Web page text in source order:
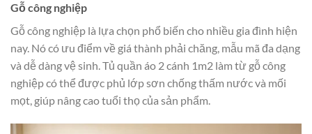
Gỗ công nghiệp
Gỗ công nghiệp là lựa chọn phổ biến cho nhiều gia đình hiện
nay. Nó có ưu điểm về giá thành phải chăng, mẫu mã đa dạng
và dễ dàng vệ sinh. Tủ quần áo 2 cánh 1m2 làm từ gỗ công
nghiệp có thể được phủ lớp sơn chống thấm nước và mối
mọt, giúp nâng cao tuổi thọ của sản phẩm.